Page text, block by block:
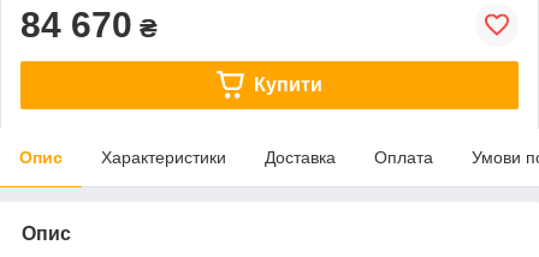
84 670 ₴
Купити
Опис Характеристики Доставка Оплата Умови
Опис